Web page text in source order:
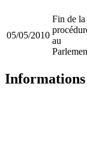
05/05/2010
Fin de la
au
Informations